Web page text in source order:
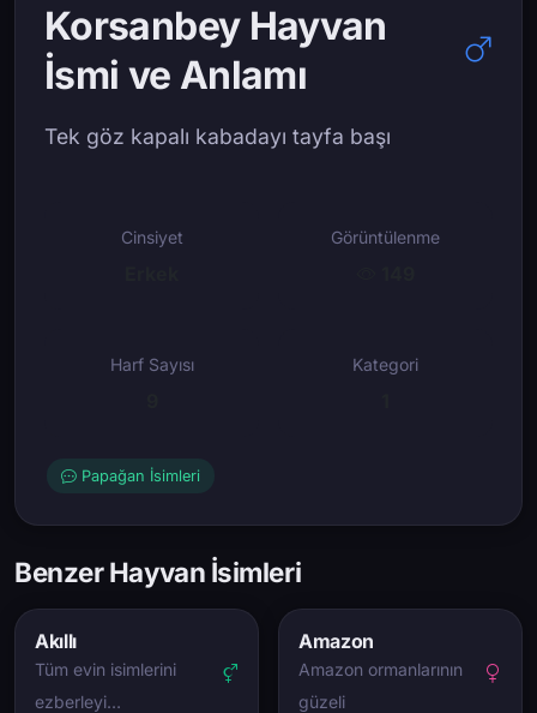
Korsanbey Hayvan
İsmi ve Anlamı
Tek göz kapalı kabadayı tayfa başı
Cinsiyet Görüntülenme
Harf Sayısı Kategori
Papağan İsimleri
Benzer Hayvan İsimleri
Akıllı
Tüm evin isimlerini
ezberleyi…
Amazon
Amazon ormanlarının
güzeli